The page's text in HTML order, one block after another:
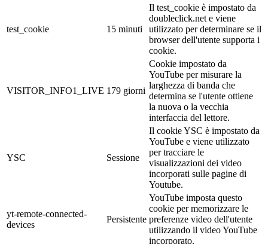
test_cookie 15 minuti
Il test_cookie è impostato da
doubleclick.net e viene
utilizzato per determinare se il
browser dell'utente supporta i
cookie.
VISITOR_INFO1_LIVE 179 giorni
Cookie impostato da
YouTube per misurare la
larghezza di banda che
determina se l'utente ottiene
la nuova o la vecchia
interfaccia del lettore.
YSC Sessione
Il cookie YSC è impostato da
YouTube e viene utilizzato
per tracciare le
visualizzazioni dei video
incorporati sulle pagine di
Youtube.
yt-remote-connected-
devices
Persistente
YouTube imposta questo
cookie per memorizzare le
preferenze video dell'utente
utilizzando il video YouTube
incorporato.